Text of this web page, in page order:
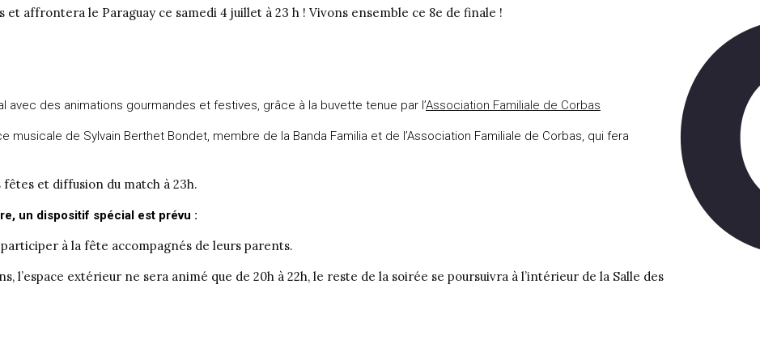
et affrontera le Paraguay ce samedi 4 juillet à 23 h ! Vivons ensemble ce 8e de finale !
avec des animations gourmandes et festives, grâce à la buvette tenue par l’Association Familiale de Corbas
musicale de Sylvain Berthet Bondet, membre de la Banda Familia et de l’Association Familiale de Corbas, qui fera
fêtes et diffusion du match à 23h.
un dispositif spécial est prévu :
à la fête accompagnés de leurs parents.
l’espace extérieur ne sera animé que de 20h à 22h, le reste de la soirée se poursuivra à l’intérieur de la Salle des